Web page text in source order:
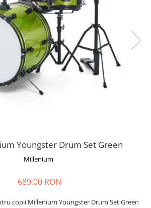
si
live
si headset
si
Youngster Drum Set Green
Millenium
689,00 RON
copii Millenium Youngster Drum Set Green